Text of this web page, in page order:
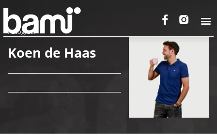
Fotograaf
Koen de Haas